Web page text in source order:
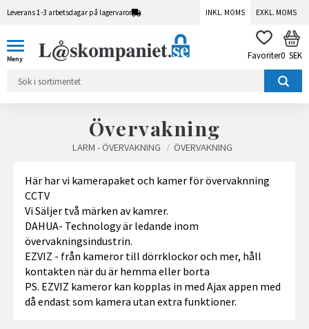
Leverans 1-3 arbetsdagar på lagervaror INKL. MOMS EXKL. MOMS
FAVORITER
0 SEK
Övervakning
LARM - ÖVERVAKNING ÖVERVAKNING
Här har vi kamerapaket och kamer för övervaknning
CCTV
Vi Säljer två märken av kamrer.
DAHUA- Technology är ledande inom
övervakningsindustrin.
EZVIZ - från kameror till dörrklockor och mer, håll
kontakten när du är hemma eller borta
PS. EZVIZ kameror kan kopplas in med Ajax appen med
då endast som kamera utan extra funktioner.